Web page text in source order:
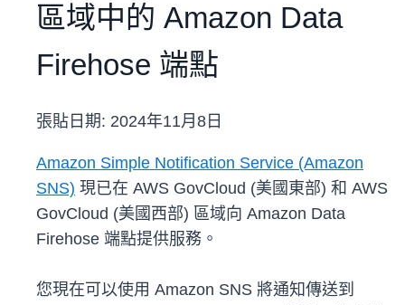
區域中的 Amazon Data
Firehose 端點
張貼日期: 2024年11月8日
Amazon Simple Notification Service (Amazon
SNS) 現已在 AWS GovCloud (美國東部) 和 AWS
GovCloud (美國西部) 區域向 Amazon Data
Firehose 端點提供服務。
您現在可以使用 Amazon SNS 將通知傳送到